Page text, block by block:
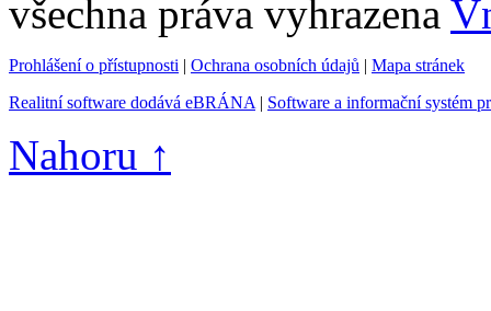
všechna práva vyhrazena
Prohlášení o přístupnosti | Ochrana osobních údajů | Mapa stránek
Realitní software dodává eBRÁNA | Software a informační systém
Nahoru ↑